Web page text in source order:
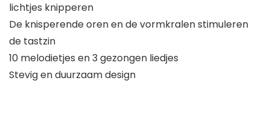
lichtjes knipperen
De knisperende oren en de vormkralen stimuleren
de tastzin
10 melodietjes en 3 gezongen liedjes
Stevig en duurzaam design